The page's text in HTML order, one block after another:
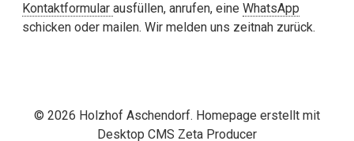
Kontaktformularausfüllen, anrufen, eineWhatsApp
schicken oder mailen. Wir melden uns zeitnah zurück.
© 2026 Holzhof Aschendorf. Homepage erstellt mit
Desktop CMS Zeta Producer